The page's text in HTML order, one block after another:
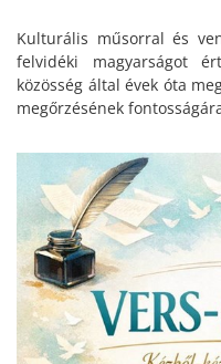
Kulturális műsorral és
felvidéki magyarságot
közösség által évek óta
megőrzésének